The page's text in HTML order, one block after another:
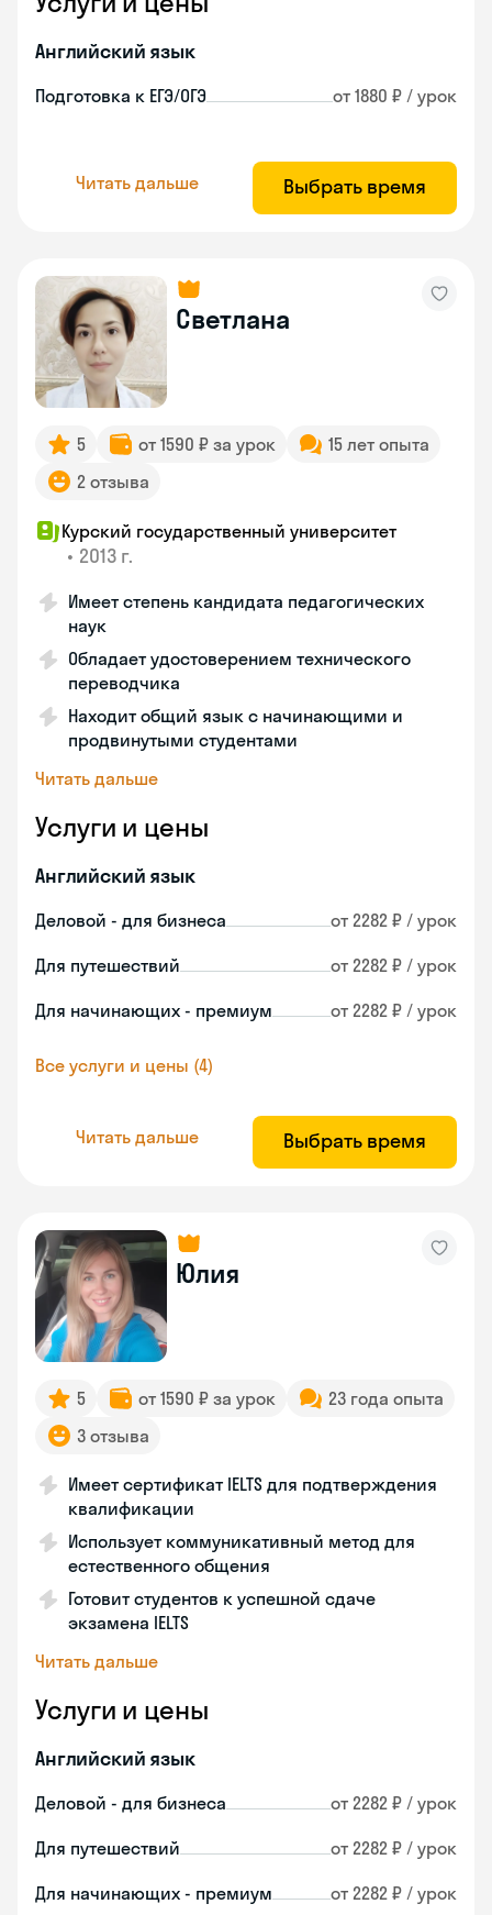
Английский язык
Подготовка к ЕГЭ/ОГЭ от 1880 ₽ / урок
Читать дальше Выбрать время
Светлана
5 от 1590 ₽ за урок
15 лет опыта
2 отзыва
Курский государственный университет
• 2013 г.
Имеет степень кандидата педагогических
наук
Обладает удостоверением технического
переводчика
Находит общий язык с начинающими и
продвинутыми студентами
Читать дальше
Услуги и цены
Английский язык
Деловой - для бизнеса от 2282 ₽ / урок
Для путешествий от 2282 ₽ / урок
Для начинающих - премиум от 2282 ₽ / урок
Все услуги и цены (4)
Читать дальше Выбрать время
Юлия
5 от 1590 ₽ за урок
23 года опыта
3 отзыва
Имеет сертификат IELTS для подтверждения
квалификации
Использует коммуникативный метод для
естественного общения
Готовит студентов к успешной сдаче
экзамена IELTS
Читать дальше
Услуги и цены
Английский язык
Деловой - для бизнеса от 2282 ₽ / урок
Для путешествий от 2282 ₽ / урок
Для начинающих - премиум от 2282 ₽ / урок